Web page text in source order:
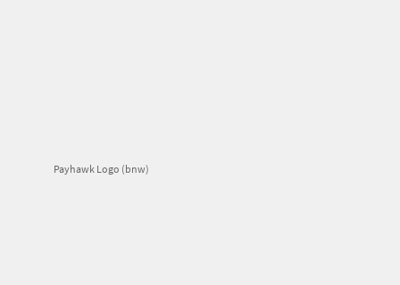
Payhawk Logo (bnw)